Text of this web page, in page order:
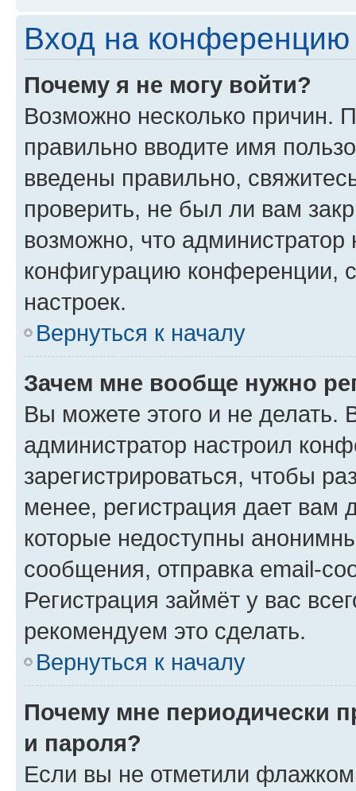
Вход на конференцию
Почему я не могу войти?
Возможно несколько причин.
правильно вводите имя
введены правильно,
проверить, не был ли вам
возможно, что администратор
конфигурацию конференции,
настроек.
Вернуться к началу
Зачем мне вообще нужно
Вы можете этого и не делать.
администратор настроил
зарегистрироваться, чтобы
менее, регистрация дает вам
которые недоступны
сообщения, отправка email-
Регистрация займёт у вас
рекомендуем это сделать.
Вернуться к началу
Почему мне периодически
и пароля?
Если вы не отметили